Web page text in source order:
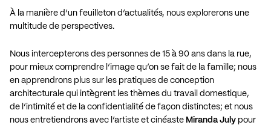
À la manière d’un feuilleton d’actualités, nous explorerons une
multitude de perspectives.
Nous intercepterons des personnes de 15 à 90 ans dans la rue,
pour mieux comprendre l’image qu’on se fait de la famille; nous
en apprendrons plus sur les pratiques de conception
architecturale qui intègrent les thèmes du travail domestique,
de l’intimité et de la confidentialité de façon distinctes; et nous
nous entretiendrons avec l’artiste et cinéaste Miranda July pour